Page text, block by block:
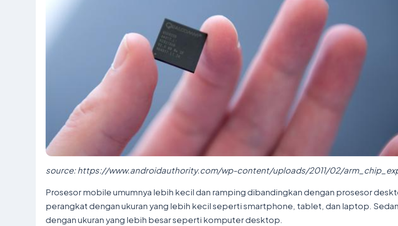
source: https://www.androidauthority.com/wp-content/uploads/2011/02/
Prosesor mobile umumnya lebih kecil dan ramping dibandingkan dengan prosesor
perangkat dengan ukuran yang lebih kecil seperti smartphone, tablet, dan laptop.
dengan ukuran yang lebih besar seperti komputer desktop.